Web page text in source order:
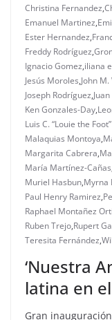
Christina Fernandez,
Emanuel Martinez,
Ester Hernandez,
Freddy Rodríguez,
Ignacio Gomez,iliana
Jesús Moroles,John
Joseph Rodríguez,
Ken Gonzales-Day,
Luis C. “Louie the
Malaquias Montoya,
Margarita Cabrera,
María Martínez-Cañas
Muriel Hasbun,Myrna
Paul Henry Ramirez,
Raphael Montañez
Ruben Trejo,Rupert
Teresita Fernández,
‘Nuestra
latina en
Gran